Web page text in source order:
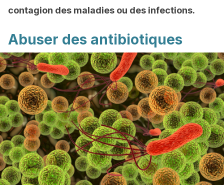
contagion des maladies ou des infections.
Abuser des antibiotiques